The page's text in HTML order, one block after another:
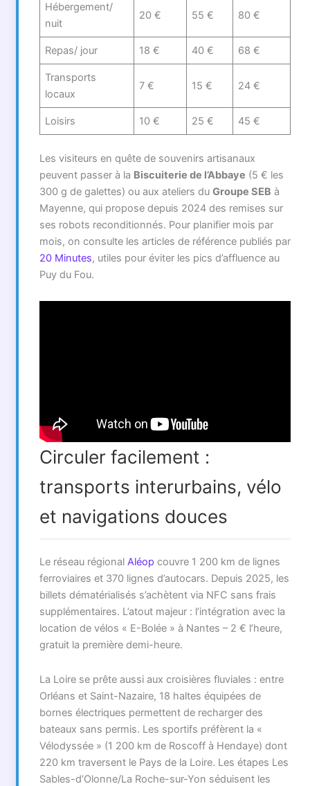
Hébergement/
nuit
20 € 55 € 80 €
Repas/ jour 18 € 40 € 68 €
Transports
locaux
7 € 15 € 24 €
Loisirs 10 € 25 € 45 €
Les visiteurs en quête de souvenirs artisanaux
peuvent passer à la Biscuiterie de l’Abbaye (5 € les
300 g de galettes) ou aux ateliers du Groupe SEB à
Mayenne, qui propose depuis 2024 des remises sur
ses robots reconditionnés. Pour planifier mois par
mois, on consulte les articles de référence publiés par
20 Minutes, utiles pour éviter les pics d’affluence au
Puy du Fou.
Circuler facilement :
transports interurbains, vélo
et navigations douces
Le réseau régional Aléop couvre 1 200 km de lignes
ferroviaires et 370 lignes d’autocars. Depuis 2025, les
billets dématérialisés s’achètent via NFC sans frais
supplémentaires. L’atout majeur : l’intégration avec la
location de vélos « E-Bolée » à Nantes – 2 € l’heure,
gratuit la première demi-heure.
La Loire se prête aussi aux croisières fluviales : entre
Orléans et Saint-Nazaire, 18 haltes équipées de
bornes électriques permettent de recharger des
bateaux sans permis. Les sportifs préfèrent la «
Vélodyssée » (1 200 km de Roscoff à Hendaye) dont
220 km traversent le Pays de la Loire. Les étapes Les
Sables-d’Olonne/La Roche-sur-Yon séduisent les